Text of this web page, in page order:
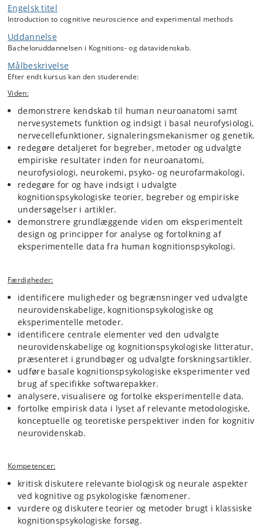
patologiske processer indenfor kognitionspsykologi, neuropsykologi,
psykiatri og neurologi. Der introduceres til en bred vifte af kognitive
adfærds- og kognitiv indlæring, motorisk kontrol, hukommelse, sprog,
tænkning og problemløsning, kognitiv kontrol samt emotionelle
processer, beslutningstagning og social kognition. Endelig
introducerer kurset til basale eksperimentelle metoder inden for
neurovidenskab og kognitionspsykologi med særligt fokus på egen
udførelse af eksperimenter og analyse og fortolkning af data.
perception, opmærksomhed, hukommelse, beslutningstagning og
problemløsning. Dele af undervisningen kan være på engelsk.
Engelsk titel
Introduction to cognitive neuroscience and experimental methods
Uddannelse
Bacheloruddannelsen i Kognitions- og datavidenskab.
Målbeskrivelse
Efter endt kursus kan den studerende:
Viden:
demonstrere kendskab til human neuroanatomi samt
nervesystemets funktion og indsigt i basal neurofysiologi,
nervecellefunktioner, signaleringsmekanismer og genetik.
redegøre detaljeret for begreber, metoder og udvalgte
empiriske resultater inden for neuroanatomi,
neurofysiologi, neurokemi, psyko- og neurofarmakologi.
redegøre for og have indsigt i udvalgte
kognitionspsykologiske teorier, begreber og empiriske
undersøgelser i artikler.
demonstrere grundlæggende viden om eksperimentelt
design og principper for analyse og fortolkning af
eksperimentelle data fra human kognitionspsykologi.
Færdigheder:
identificere muligheder og begrænsninger ved udvalgte
neurovidenskabelige, kognitionspsykologiske og
eksperimentelle metoder.
identificere centrale elementer ved den udvalgte
neurovidenskabelige og kognitionspsykologiske litteratur,
præsenteret i grundbøger og udvalgte forskningsartikler.
udføre basale kognitionspsykologiske eksperimenter ved
brug af specifikke softwarepakker.
analysere, visualisere og fortolke eksperimentelle data.
fortolke empirisk data i lyset af relevante metodologiske,
konceptuelle og teoretiske perspektiver inden for kognitiv
neurovidenskab.
Kompetencer:
kritisk diskutere relevante biologisk og neurale aspekter
ved kognitive og psykologiske fænomener.
vurdere og diskutere teorier og metoder brugt i klassiske
kognitionspsykologiske forsøg.